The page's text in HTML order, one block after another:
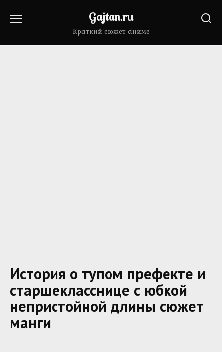
Gajtan.ru
Краткий сюжет аниме
История о тупом префекте и
старшекласснице с юбкой
непристойной длины сюжет
манги